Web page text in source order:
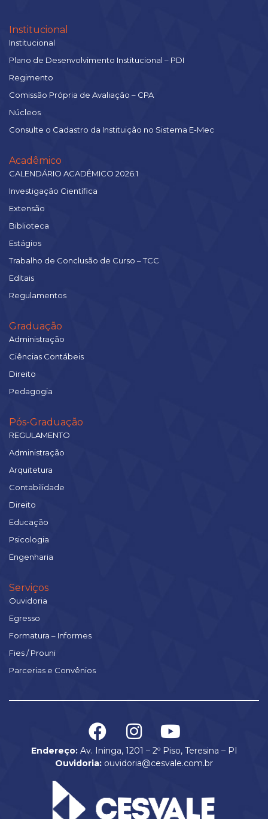
Institucional
Institucional
Plano de Desenvolvimento Institucional – PDI
Regimento
Comissão Própria de Avaliação – CPA
Núcleos
Consulte o Cadastro da Instituição no Sistema E-Mec
Acadêmico
CALENDÁRIO ACADÊMICO 2026.1
Investigação Científica
Extensão
Biblioteca
Estágios
Trabalho de Conclusão de Curso – TCC
Editais
Regulamentos
Graduação
Administração
Ciências Contábeis
Direito
Pedagogia
Pós-Graduação
REGULAMENTO
Administração
Arquitetura
Contabilidade
Direito
Educação
Psicologia
Engenharia
Serviços
Ouvidoria
Egresso
Formatura – Informes
Fies / Prouni
Parcerias e Convênios
Endereço:Av. Ininga, 1201 – 2º Piso, Teresina – PI
Ouvidoria: ouvidoria@cesvale.com.br